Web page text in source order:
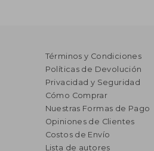
Términos y Condiciones
Políticas de Devolución
Privacidad y Seguridad
Cómo Comprar
Nuestras Formas de Pago
Opiniones de Clientes
Costos de Envío
Lista de autores